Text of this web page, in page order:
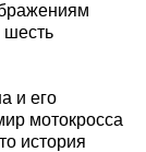
шесть
и его
мотокросса
история